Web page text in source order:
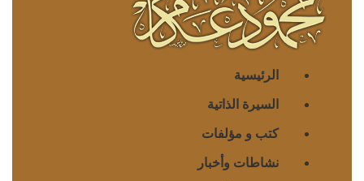
الرئيسية
السيرة الذاتية
كتب و مؤلفات
نشاطات وأخبار